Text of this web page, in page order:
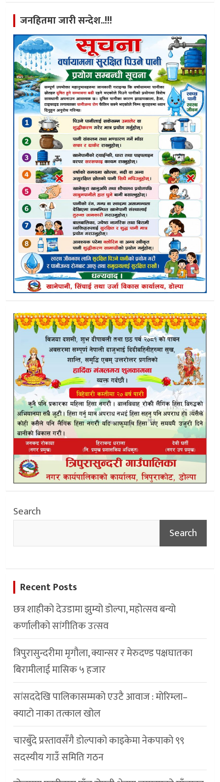
जनहितमा जारी सन्देश..!!!
Search
Search
Recent Posts
छत्र शाहीको देउडामा झुम्यो डोल्पा, महोत्सव बन्यो
कर्णालीको सांगीतिक उत्सव
त्रिपुरासुन्दरीमा मृगौला, क्यान्सर र मेरुदण्ड पक्षघातका
बिरामीलाई मासिक ५ हजार
सांसददेखि पालिकासम्मको एउटै आवाज : मोरिम्ला–
क्याटो नाका तत्काल खोल
चारबुँदे प्रस्तावसँगै डाेल्पाकाे काइकेमा नेकपाकाे ९९
सदस्यीय गाउँ समिति गठन